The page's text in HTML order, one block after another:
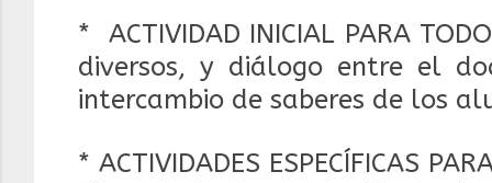
* ACTIVIDAD INICIAL PARA
diversos, y diálogo entre el
intercambio de saberes de los
* ACTIVIDADES ESPECÍFICAS